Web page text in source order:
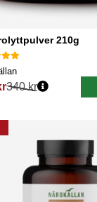
210g
pris:
340 kr